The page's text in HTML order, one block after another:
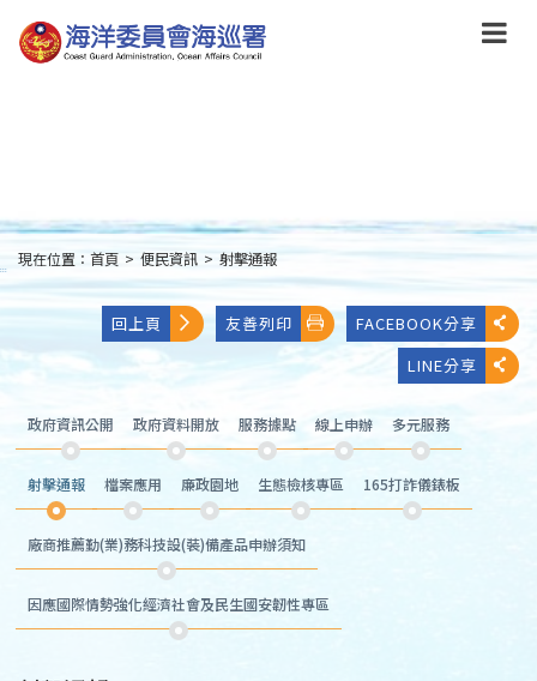
到
主
:::
現在位置： 首頁 > 便民資訊 > 射擊通報
回上頁 友善列印
FACEBOOK分享
LINE分享
政府資訊公開 政府資料開放 服務據點 線上申辦 多元服務
射擊通報 檔案應用 廉政園地 生態檢核專區 165打詐儀錶板
廠商推薦勤(業)務科技設(裝)備產品申辦須知
因應國際情勢強化經濟社會及民生國安韌性專區